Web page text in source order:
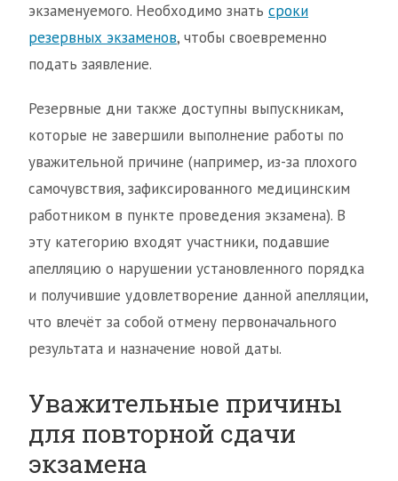
экзаменуемого. Необходимо знать сроки
резервных экзаменов, чтобы своевременно
подать заявление.
Резервные дни также доступны выпускникам,
которые не завершили выполнение работы по
уважительной причине (например, из-за плохого
самочувствия, зафиксированного медицинским
работником в пункте проведения экзамена). В
эту категорию входят участники, подавшие
апелляцию о нарушении установленного порядка
и получившие удовлетворение данной апелляции,
что влечёт за собой отмену первоначального
результата и назначение новой даты.
Уважительные причины
для повторной сдачи
экзамена